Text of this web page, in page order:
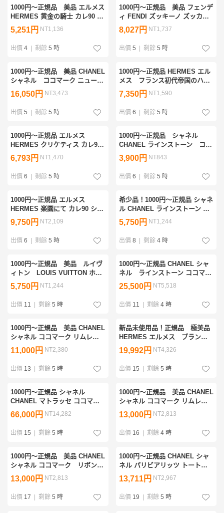
1000円〜正規品 美品 エルメス
HERMES 黄金の騎士 カレ90 シ
ルク スカーフ タグあり ヴィ
ンテージ
5,251円 NT1,136
出價 4 | 剩餘 5 時
1000円〜正規品 美品 フェンデ
ィ FENDI ズッキーノ ズッカ柄
ショルダーバッグ ブラウン ヴ
ィンテージ
8,027円 NT1,737
出價 5 | 剩餘 5 時
1000円〜正規品 美品 CHANEL
シャネル ココマーク ニュート
ラベルライン トート ショルダ
ーバック シリアルシールあり
ヴィンテージ
16,050円 NT3,473
出價 5 | 剩餘 5 時
1000円〜正規品 HERMES エル
メス フランス初代帝国のハー
ネス カレ90 シルク スカーフ
タグあり ヴィンテージ
7,350円 NT1,590
出價 6 | 剩餘 5 時
1000円〜正規品 エルメス
HERMES クリケティス カレ90
シルク スカーフ タグあり ヴ
ィンテージ
6,793円 NT1,470
出價 6 | 剩餘 5 時
1000円〜正規品 シャネル
CHANEL ラインストーン ココ
マーク べっ甲柄 サングラ
ス ヴィンテージ
3,900円 NT843
出價 6 | 剩餘 5 時
1000円〜正規品 エルメス
HERMES 楽園にて カレ90 シル
ク スカーフ タグあり
9,750円 NT2,109
出價 6 | 剩餘 5 時
希少品！1000円〜正規品 シャネ
ル CHANEL ラインストーン コ
コマーク リムレス ラウンドレ
ンズ サングラス ヴィンテー
ジ ブラック
5,750円 NT1,244
出價 8 | 剩餘 4 時
1000円〜正規品 美品 ルイヴ
ィトン LOUIS VUITTON ホー
リーマウンテンプリンテッド
Tシャツ カットソー ブラック
5,750円 NT1,244
出價 11 | 剩餘 5 時
1000円〜正規品 CHANEL シャ
ネル ラインストーン ココマー
ク リムレス ピンクグラデーシ
ョンレンズ サングラス ヴィン
テージ ケース付
25,500円 NT5,518
出價 11 | 剩餘 4 時
1000円〜正規品 美品 CHANEL
シャネル ココマーク リムレス
サングラス ブラック ヴィンテ
ージ
11,000円 NT2,380
出價 13 | 剩餘 5 時
新品未使用品！正規品 極美品
HERMES エルメス ブランデ
ンブルク飾り カレ90 シルク ス
カーフ タグあり ヴィンテージ
19,992円 NT4,326
出價 15 | 剩餘 5 時
1000円〜正規品 シャネル
CHANEL マトラッセ ココマー
クチャーム付き チェーン ショ
ルダーバッグ シリアルシール
あり
66,000円 NT14,282
出價 15 | 剩餘 5 時
1000円〜正規品 美品 CHANEL
シャネル ココマーク リムレス
ブルーレンズ サングラス ヴィ
ンテージ
13,000円 NT2,813
出價 16 | 剩餘 4 時
1000円〜正規品 美品 CHANEL
シャネル ココマーク リボン付
き べっ甲調柄 サングラス ヴ
ィンテージ
13,000円 NT2,813
出價 17 | 剩餘 5 時
1000円〜正規品 CHANEL シャ
ネル パリビアリッツ トートバ
ッグ ハンドバッグ シリアルシ
ール カード 紙冊子あり ヴィ
ンテージ ブラック
13,711円 NT2,967
出價 19 | 剩餘 5 時